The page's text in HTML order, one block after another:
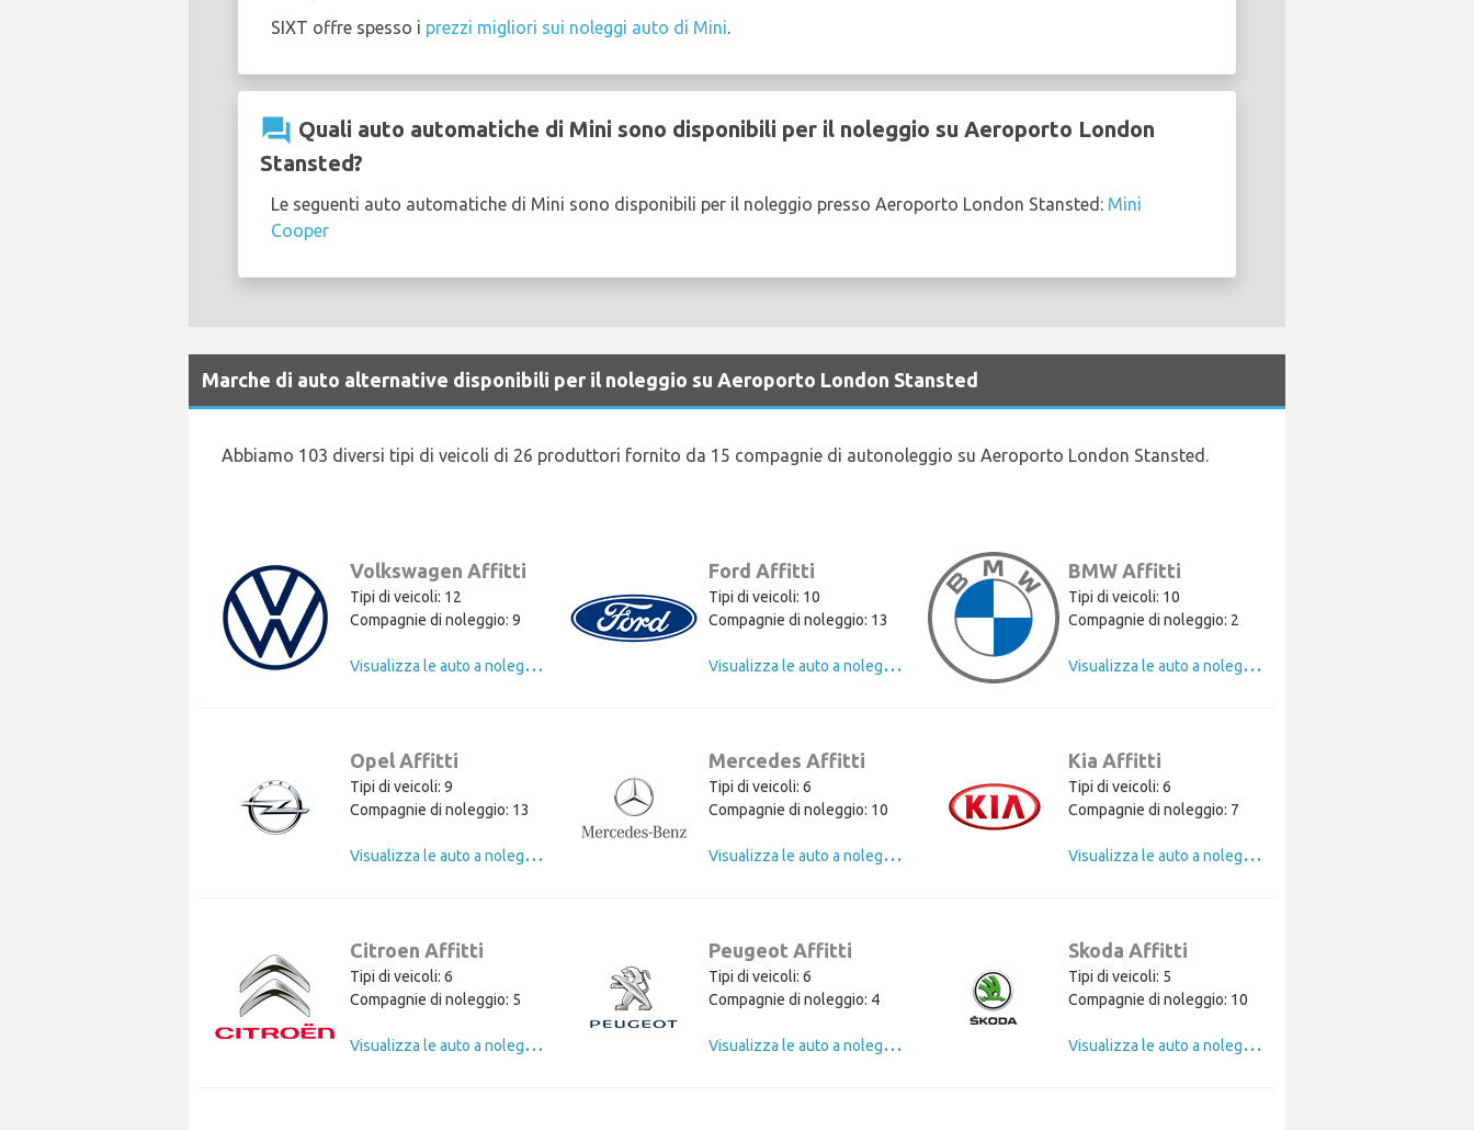
SIXT offre spesso i prezzi migliori sui noleggi auto di Mini.
question_answer Quali auto automatiche di Mini sono disponibili per il noleggio su Aeroporto London
Stansted?
Le seguenti auto automatiche di Mini sono disponibili per il noleggio presso Aeroporto London Stansted: Mini
Cooper
Marche di auto alternative disponibili per il noleggio su Aeroporto London Stansted
Abbiamo 103 diversi tipi di veicoli di 26 produttori fornito da 15 compagnie di autonoleggio su Aeroporto London Stansted.
Volkswagen Affitti
Tipi di veicoli: 12
Compagnie di noleggio: 9
V
isualizza le auto a noleggio di Volkswagen
Ford Affitti
Tipi di veicoli: 10
Compagnie di noleggio: 13
V
isualizza le auto a noleggio di Ford
BMW Affitti
Tipi di veicoli: 10
Compagnie di noleggio: 2
V
isualizza le auto a noleggio di BMW
Opel Affitti
Tipi di veicoli: 9
Compagnie di noleggio: 13
V
isualizza le auto a noleggio di Opel
Mercedes Affitti
Tipi di veicoli: 6
Compagnie di noleggio: 10
V
isualizza le auto a noleggio di Mercedes
Kia Affitti
Tipi di veicoli: 6
Compagnie di noleggio: 7
V
isualizza le auto a noleggio di Kia
Citroen Affitti
Tipi di veicoli: 6
Compagnie di noleggio: 5
V
isualizza le auto a noleggio di Citroen
Peugeot Affitti
Tipi di veicoli: 6
Compagnie di noleggio: 4
V
isualizza le auto a noleggio di Peugeot
Skoda Affitti
Tipi di veicoli: 5
Compagnie di noleggio: 10
V
isualizza le auto a noleggio di Skoda